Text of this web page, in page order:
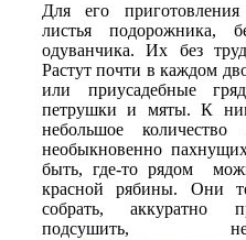
Для его
листья подорожника,
одуванчика. Их без
Растут почти в каждом
или приусадебные
петрушки и мяты. К
небольшое
необыкновенно
быть, где-то рядом
красной рябины. Они
собрать, аккуратно
подсушить,